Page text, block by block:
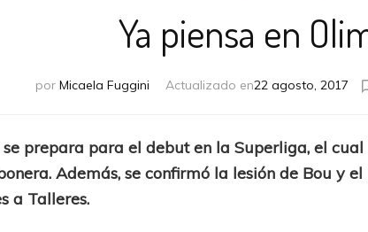
Ya piensa en
por Micaela Fuggini Actualizado en22 agosto, 2017
se prepara para el debut en la Superliga, el
Además, se confirmó la lesión de Bou y
a Talleres.